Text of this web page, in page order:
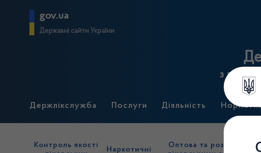
gov.ua
Державні сайти України
з
Держлікслужба Послуги Діяльність
Контроль якості
Наркотичні
Оптова та роздрібна